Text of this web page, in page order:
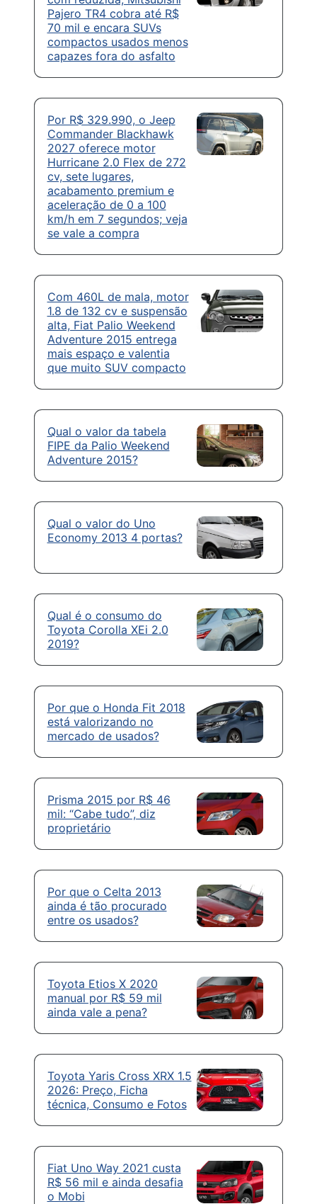
Pajero TR4 cobra até R$
70 mil e encara SUVs
compactos usados menos
capazes fora do asfalto
Por R$ 329.990, o Jeep
Commander Blackhawk
2027 oferece motor
Hurricane 2.0 Flex de 272
cv, sete lugares,
acabamento premium e
aceleração de 0 a 100
km/h em 7 segundos; veja
se vale a compra
Com 460L de mala, motor
1.8 de 132 cv e suspensão
alta, Fiat Palio Weekend
Adventure 2015 entrega
mais espaço e valentia
que muito SUV compacto
Qual o valor da tabela
FIPE da Palio Weekend
Adventure 2015?
Qual o valor do Uno
Economy 2013 4 portas?
Qual é o consumo do
Toyota Corolla XEi 2.0
2019?
Por que o Honda Fit 2018
está valorizando no
mercado de usados?
Prisma 2015 por R$ 46
mil: “Cabe tudo”, diz
proprietário
Por que o Celta 2013
ainda é tão procurado
entre os usados?
Toyota Etios X 2020
manual por R$ 59 mil
ainda vale a pena?
Toyota Yaris Cross XRX 1.5
2026: Preço, Ficha
técnica, Consumo e Fotos
Fiat Uno Way 2021 custa
R$ 56 mil e ainda desafia
o Mobi